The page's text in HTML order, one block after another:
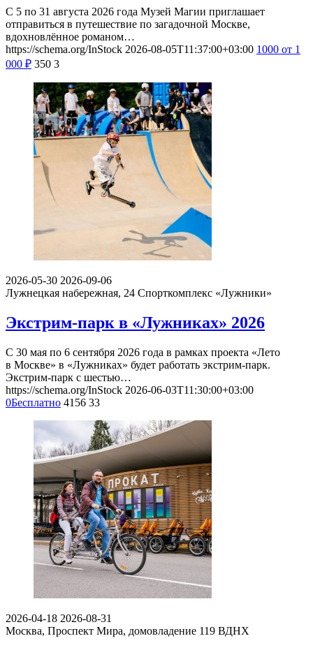
С 5 по 31 августа 2026 года Музей Магии приглашает
отправиться в путешествие по загадочной Москве,
вдохновлённое романом…
https://schema.org/InStock 2026-08-05T11:37:00+03:00 1000 от 1
000 ₽ 350 3
2026-05-30 2026-09-06
Лужнецкая набережная, 24 Спорткомплекс «Лужники»
Экстрим-парк в «Лужниках» 2026
С 30 мая по 6 сентября 2026 года в рамках проекта «Лето
в Москве» в «Лужниках» будет работать экстрим-парк.
Экстрим-парк с шестью…
https://schema.org/InStock 2026-06-03T11:30:00+03:00
0Бесплатно 4156 33
2026-04-18 2026-08-31
Москва, Проспект Мира, домовладение 119 ВДНХ